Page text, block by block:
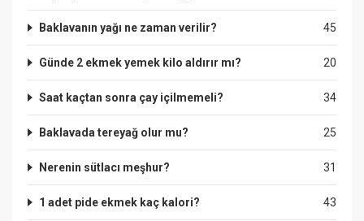
45
Baklavanın yağı ne zaman verilir?
20
Günde 2 ekmek yemek kilo aldırır mı?
34
Saat kaçtan sonra çay içilmemeli?
25
Baklavada tereyağ olur mu?
31
Nerenin sütlacı meşhur?
43
1 adet pide ekmek kaç kalori?